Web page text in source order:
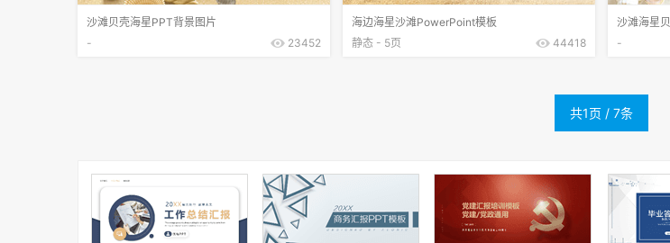
沙滩贝壳海星PPT背景图片
-
23452
海边海星沙滩PowerPoint模板
静态 - 5页
44418
沙滩海星
-
共1页 / 7条